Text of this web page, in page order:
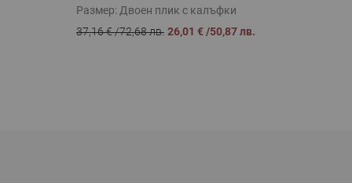
Размер: Двоен плик с калъфки
37,16 €/72,68 лв. 26,01 €/50,87 лв.